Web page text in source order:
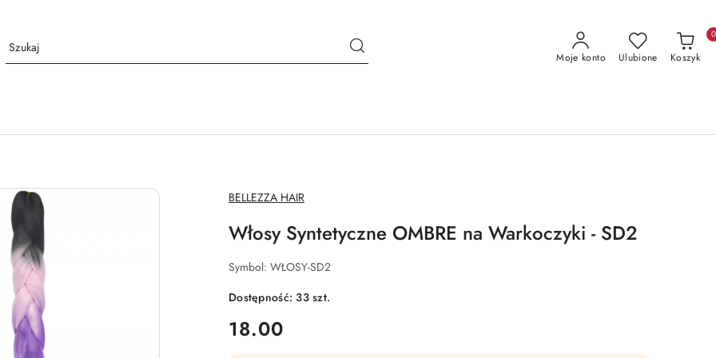
Moje konto Ulubione Koszyk
0
NAZWA
PRODUCENTA:
BELLEZZA HAIR
Włosy Syntetyczne OMBRE na Warkoczyki - SD2
Symbol: WŁOSY-SD2
Dostępność:33szt.
cena:
18.00